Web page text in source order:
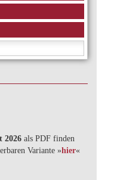
2026 als PDF finden
Variante »hier«